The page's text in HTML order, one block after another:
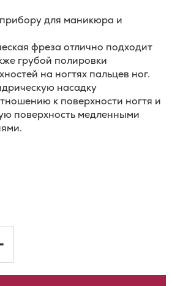
для маникюра и
фреза отлично подходит
грубой полировки
на ногтях пальцев ног.
насадку
к поверхности ногтя и
поверхность медленными